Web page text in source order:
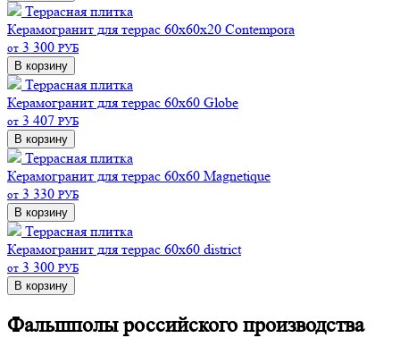
Террасная плитка
Керамогранит для террас 60х60х20 Contempora
от 3 300 РУБ
В корзину
Террасная плитка
Керамогранит для террас 60х60 Globe
от 3 407 РУБ
В корзину
Террасная плитка
Керамогранит для террас 60х60 Magnetique
от 3 330 РУБ
В корзину
Террасная плитка
Керамогранит для террас 60х60 district
от 3 300 РУБ
В корзину
Фальшполы российского производства